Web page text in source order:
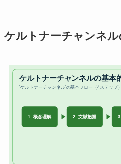
ケルトナーチャンネ